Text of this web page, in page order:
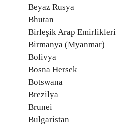
Beyaz Rusya
Bhutan
Birleşik Arap Emirlikleri
Birmanya (Myanmar)
Bolivya
Bosna Hersek
Botswana
Brezilya
Brunei
Bulgaristan